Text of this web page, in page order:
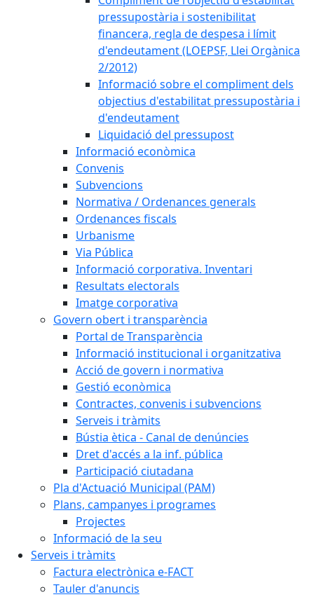
pressupostària i sostenibilitat
financera, regla de despesa i límit
d'endeutament (LOEPSF, Llei Orgànica
2/2012)
Informació sobre el compliment dels
objectius d'estabilitat pressupostària i
d'endeutament
Liquidació del pressupost
Informació econòmica
Convenis
Subvencions
Normativa / Ordenances generals
Ordenances fiscals
Urbanisme
Via Pública
Informació corporativa. Inventari
Resultats electorals
Imatge corporativa
Govern obert i transparència
Portal de Transparència
Informació institucional i organitzativa
Acció de govern i normativa
Gestió econòmica
Contractes, convenis i subvencions
Serveis i tràmits
Bústia ètica - Canal de denúncies
Dret d'accés a la inf. pública
Participació ciutadana
Pla d'Actuació Municipal (PAM)
Plans, campanyes i programes
Projectes
Informació de la seu
Serveis i tràmits
Factura electrònica e-FACT
Tauler d'anuncis